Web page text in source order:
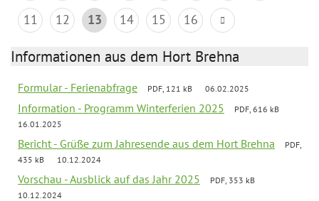
11
12 13 14 15 16
Informationen aus dem Hort Brehna
Formular - Ferienabfrage PDF, 121 kB 06.02.2025
Information - Programm Winterferien 2025
PDF, 616 kB
16.01.2025
Bericht - Grüße zum Jahresende aus dem Hort Brehna
PDF,
435 kB
10.12.2024
Vorschau - Ausblick auf das Jahr 2025
PDF, 353 kB
10.12.2024